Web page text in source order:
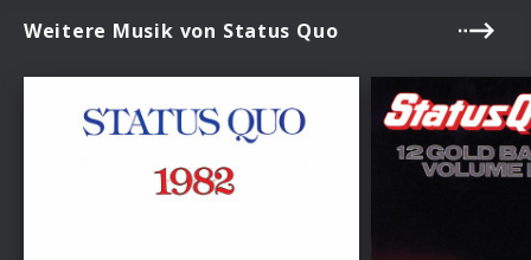
Weitere Musik von Status Quo